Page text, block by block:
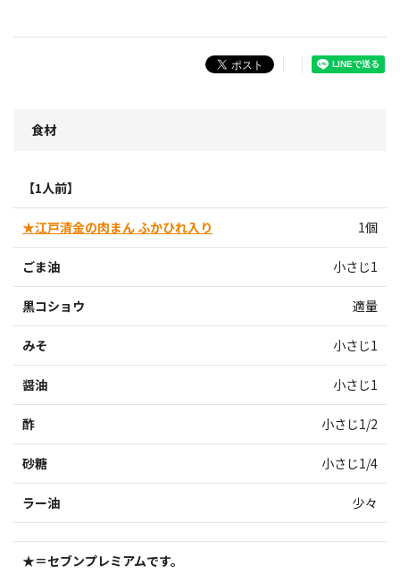
食材
【1人前】
★江戸清金の肉まん ふかひれ入り 1個
ごま油 小さじ1
黒コショウ 適量
みそ 小さじ1
醤油 小さじ1
酢 小さじ1/2
砂糖 小さじ1/4
ラー油 少々
★＝セブンプレミアムです。